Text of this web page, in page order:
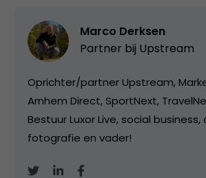
Marco Derksen
Partner bij Upstream
Oprichter/partner Upstream,
Arnhem Direct, SportNext,
Bestuur Luxor Live, social business,
fotografie en vader!